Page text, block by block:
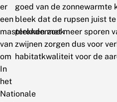
er
een
masteronderzoek
van
om
In
het
Nationale
goed van de zonnewarmte
bleek dat de rupsen juist
plekken met meer sporen
zwijnen zorgen dus voor
habitatkwaliteit voor de